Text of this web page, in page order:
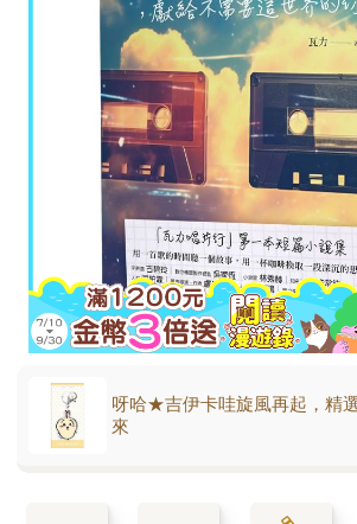
呀哈★吉伊卡哇旋風再起，精
來